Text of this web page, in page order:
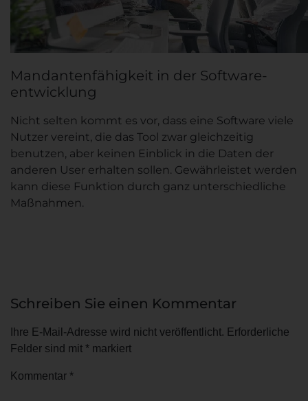
Mandanten­fähigkeit in der Software­
entwicklung
Nicht selten kommt es vor, dass eine Software viele
Nutzer vereint, die das Tool zwar gleichzeitig
benutzen, aber keinen Einblick in die Daten der
anderen User erhalten sollen. Gewährleistet werden
kann diese Funktion durch ganz unterschiedliche
Maßnahmen.
Schreiben Sie einen Kommentar
Ihre E-Mail-Adresse wird nicht veröffentlicht. Erforderliche
Felder sind mit * markiert
Kommentar *